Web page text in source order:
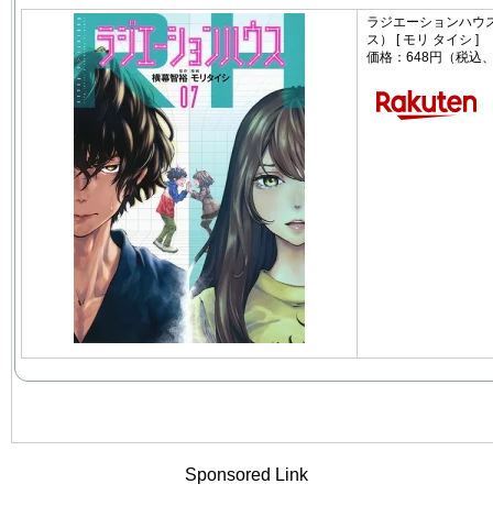
ラジエーションハウ
ス） [ モリ タイシ ]
価格：648円（税込
Sponsored Link